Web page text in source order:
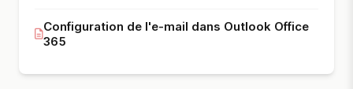
Configuration de l'e-mail dans Outlook Office
365